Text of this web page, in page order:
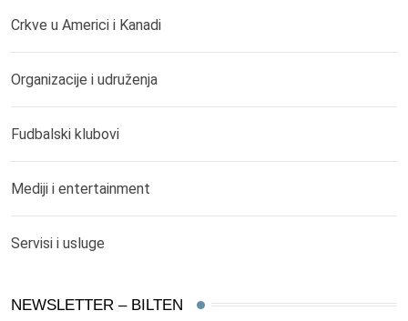
Crkve u Americi i Kanadi
Organizacije i udruženja
Fudbalski klubovi
Mediji i entertainment
Servisi i usluge
NEWSLETTER – BILTEN